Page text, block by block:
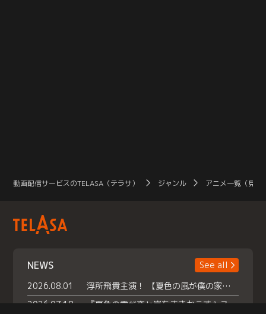
動画配信サービスのTELASA（テラサ） ジャンル アニメ一覧（見放
NEWS
See all
2026.08.01
浮所飛貴主演！ 【夏色の風が僕の家にやってきた】 本日よりテラサで独占配信スタート！
2026.07.18
『夏色の雲が恋と嵐をまきおこす』スペシャルメイキング 【Part1】2026年７月18日（土）23時30分～配信スタート！話題のシーンの裏側を大公開！豪華キャスト大集合！ 『武宮家 真夏の家族会議』開催！